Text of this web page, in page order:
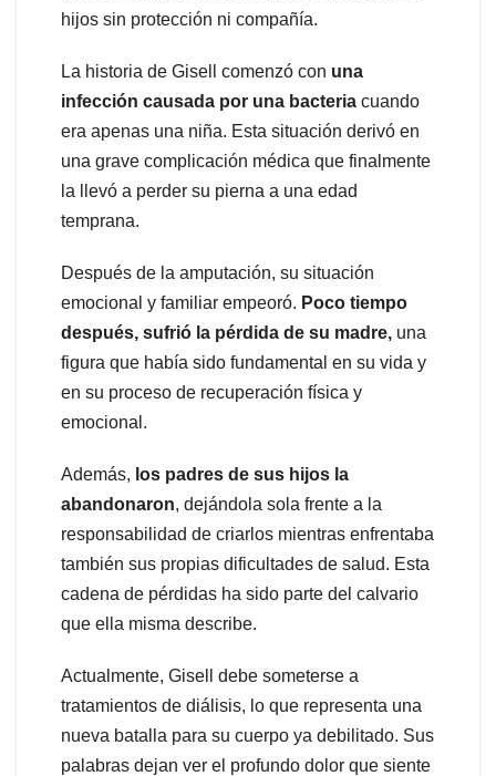
hijos sin protección ni compañía.
La historia de Gisell comenzó con una
infección causada por una bacteria cuando
era apenas una niña. Esta situación derivó en
una grave complicación médica que finalmente
la llevó a perder su pierna a una edad
temprana.
Después de la amputación, su situación
emocional y familiar empeoró. Poco tiempo
después, sufrió la pérdida de su madre, una
figura que había sido fundamental en su vida y
en su proceso de recuperación física y
emocional.
Además, los padres de sus hijos la
abandonaron, dejándola sola frente a la
responsabilidad de criarlos mientras enfrentaba
también sus propias dificultades de salud. Esta
cadena de pérdidas ha sido parte del calvario
que ella misma describe.
Actualmente, Gisell debe someterse a
tratamientos de diálisis, lo que representa una
nueva batalla para su cuerpo ya debilitado. Sus
palabras dejan ver el profundo dolor que siente